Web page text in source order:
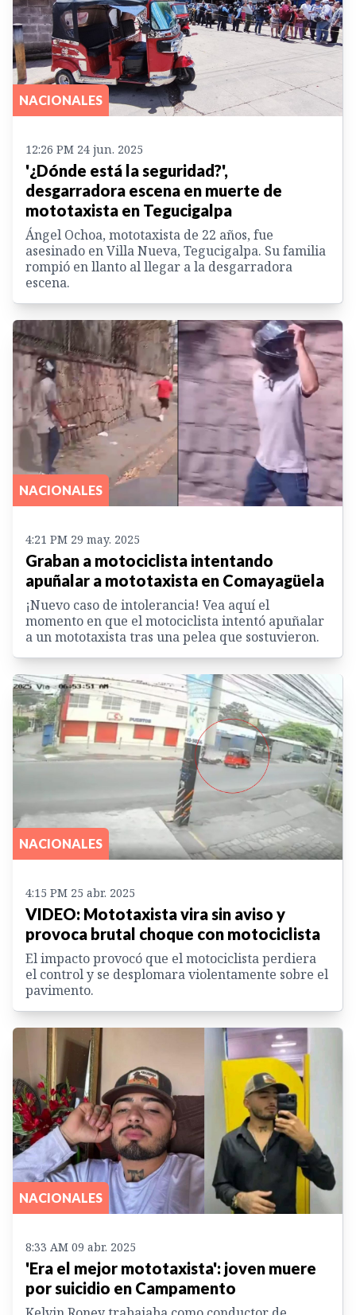
NACIONALES
12:26 PM 24 jun. 2025
'¿Dónde está la seguridad?',
desgarradora escena en muerte de
mototaxista en Tegucigalpa
Ángel Ochoa, mototaxista de 22 años, fue
asesinado en Villa Nueva, Tegucigalpa. Su familia
rompió en llanto al llegar a la desgarradora
escena.
NACIONALES
4:21 PM 29 may. 2025
Graban a motociclista intentando
apuñalar a mototaxista en Comayagüela
¡Nuevo caso de intolerancia! Vea aquí el
momento en que el motociclista intentó apuñalar
a un mototaxista tras una pelea que sostuvieron.
NACIONALES
4:15 PM 25 abr. 2025
VIDEO: Mototaxista vira sin aviso y
provoca brutal choque con motociclista
El impacto provocó que el motociclista perdiera
el control y se desplomara violentamente sobre el
pavimento.
NACIONALES
8:33 AM 09 abr. 2025
'Era el mejor mototaxista': joven muere
por suicidio en Campamento